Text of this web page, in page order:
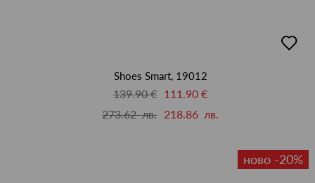
в
Shoes Smart, 19012
139.90 € 111.90 €
273.62 лв. 218.86 лв.
ново -20%